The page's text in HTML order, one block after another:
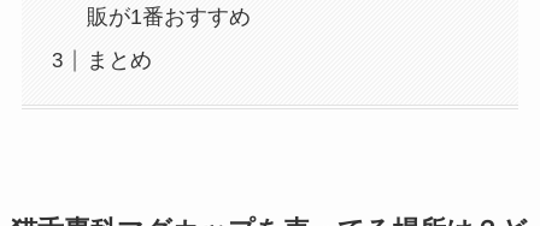
販が1番おすすめ
まとめ